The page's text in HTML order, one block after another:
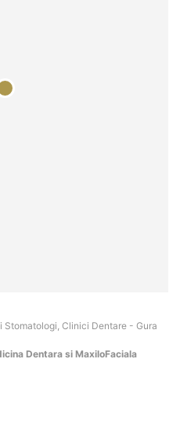
Clinici Dentare - Gura
Dentara si MaxiloFaciala